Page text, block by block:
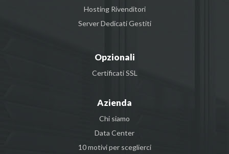
Hosting Rivenditori
Server Dedicati Gestiti
Opzionali
Certificati SSL
Azienda
Chi siamo
Data Center
10 motivi per sceglierci